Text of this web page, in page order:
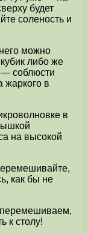
будет
соленость и
можно
либо же
— соблюсти
жаркого в
в
на высокой
как бы не
перемешиваем,
к столу!